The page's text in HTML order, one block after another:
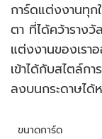
rating
การ์ดแต่งงานทุก
ตา ที่ได้คว้ารางวั
แต่งงานของเร
เข้าได้กับสไตล์ก
ลงบนกระดาษได้
ขนาดการ์ด